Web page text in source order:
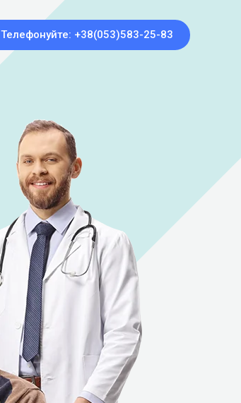
Телефонуйте: +38(053)583-25-83